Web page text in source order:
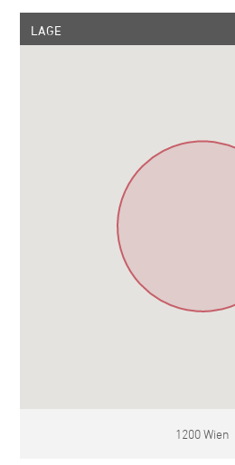
LAGE
1200 Wien